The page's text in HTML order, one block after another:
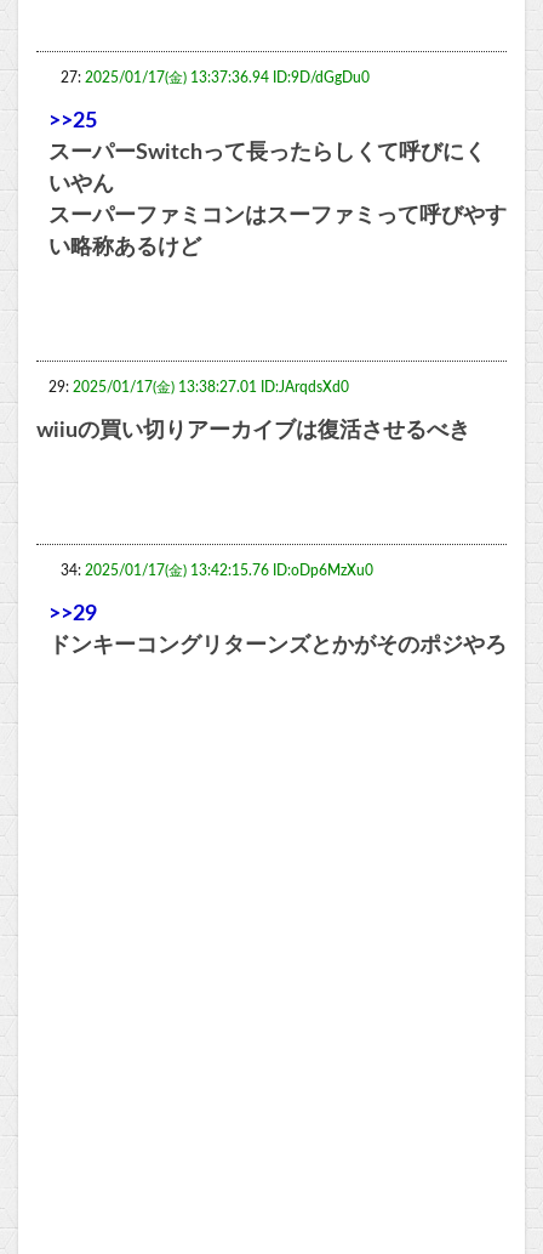
27: 2025/01/17(金) 13:37:36.94 ID:9D/dGgDu0
>>25
スーパーSwitchって長ったらしくて呼びにく
いやん
スーパーファミコンはスーファミって呼びやす
い略称あるけど
29: 2025/01/17(金) 13:38:27.01 ID:JArqdsXd0
wiiuの買い切りアーカイブは復活させるべき
34: 2025/01/17(金) 13:42:15.76 ID:oDp6MzXu0
>>29
ドンキーコングリターンズとかがそのポジやろ